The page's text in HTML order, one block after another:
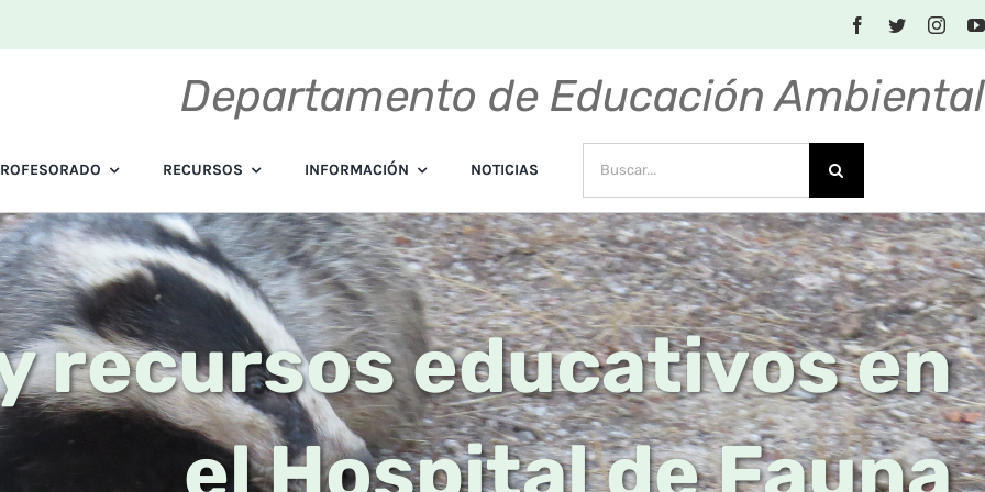
Departamento de Educación Ambiental
RECURSOS INFORMACIÓN NOTICIAS
recursos educativos en
el Hospital de Fauna